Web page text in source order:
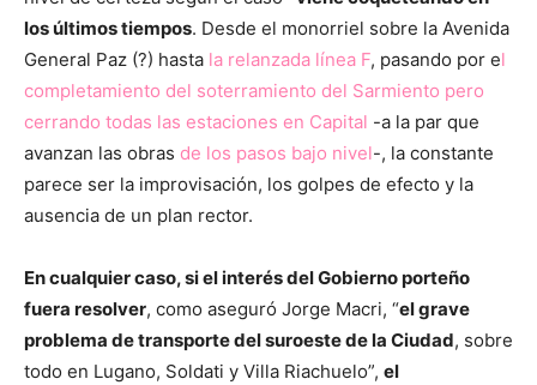
los últimos tiempos. Desde el monorriel sobre la Avenida
General Paz (?) hasta la relanzada línea F, pasando por el
completamiento del soterramiento del Sarmiento pero
cerrando todas las estaciones en Capital -a la par que
avanzan las obras de los pasos bajo nivel-, la constante
parece ser la improvisación, los golpes de efecto y la
ausencia de un plan rector.
En cualquier caso, si el interés del Gobierno porteño
fuera resolver, como aseguró Jorge Macri, “el grave
problema de transporte del suroeste de la Ciudad, sobre
todo en Lugano, Soldati y Villa Riachuelo”, el